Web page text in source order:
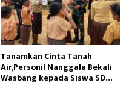
Tanamkan Cinta Tanah
Air,Personil Nanggala Bekali
Wasbang kepada Siswa SD